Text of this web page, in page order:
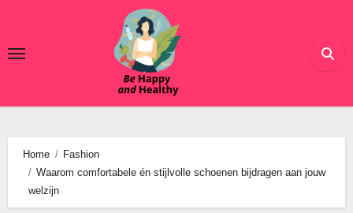
de
Home
Fashion
Waarom comfortabele én stijlvolle schoenen bijdragen aan jouw
welzijn